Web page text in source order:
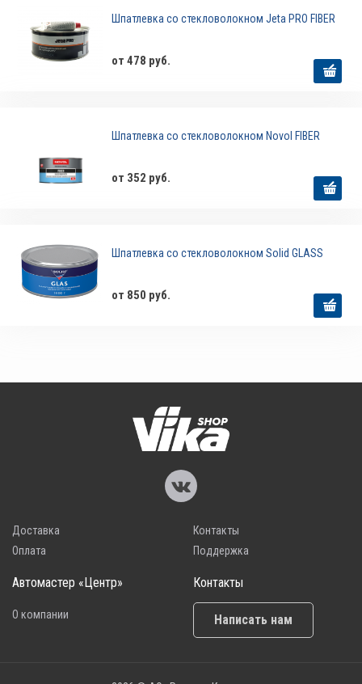
Шпатлевка со стекловолокном Jeta PRO FIBER
от 478 руб.
Шпатлевка со стекловолокном Novol FIBER
от 352 руб.
Шпатлевка со стекловолокном Solid GLASS
от 850 руб.
Доставка
Оплата
Контакты
Поддержка
Автомастер «Центр»
О компании
Контакты
Написать нам